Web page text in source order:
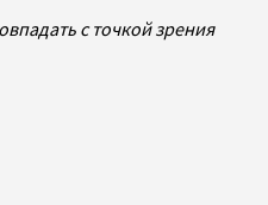
с точкой зрения